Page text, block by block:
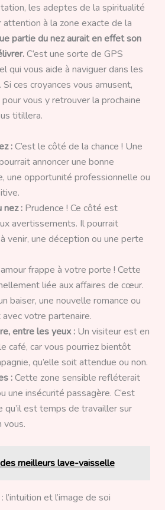
les adeptes de la spiritualité
à la zone exacte de la
partie du nez aurait en effet son
C’est une sorte de GPS
qui vous aide à naviguer dans les
ces croyances vous amusent,
vous y retrouver la prochaine
titillera.
:C’est le côté de la chance ! Une
annoncer une bonne
une opportunité professionnelle ou
nez :Prudence ! Ce côté est
avertissements. Il pourrait
venir, une déception ou une perte
frappe à votre porte ! Cette
liée aux affaires de cœur.
baiser, une nouvelle romance ou
votre partenaire.
entre les yeux :Un visiteur est en
café, car vous pourriez bientôt
qu’elle soit attendue ou non.
:Cette zone sensible refléterait
une insécurité passagère. C’est
est temps de travailler sur
vous.
meilleurs lave-vaisselle
et l’image de soi